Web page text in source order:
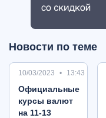
Новости по теме
10/03/2023 13:43
Oфициальные
курсы валют
на 11-13